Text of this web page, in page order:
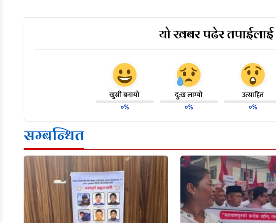
यो खबर पढेर तपाईलाई
खुसी बनायो
०%
दु:ख लाग्यो
०%
उत्साहित
०%
सम्बन्धित